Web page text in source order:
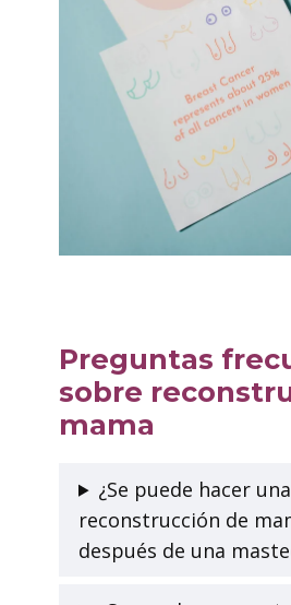
Preguntas
sobre
mama
¿Se puede hacer una
reconstrucción de
después de una